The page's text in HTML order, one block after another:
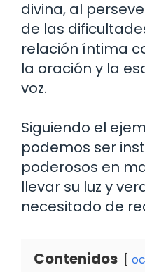
divina, al
de las
relación íntima
la oración y la
voz.
Siguiendo el
podemos ser
poderosos en
llevar su luz y
necesitado de
Contenidos